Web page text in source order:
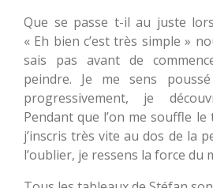
Que se passe t-il au juste
« Eh bien c’est très simple »
sais pas avant de
peindre. Je me sens
progressivement, je
Pendant que l’on me souffle
j’inscris très vite au dos de la
l’oublier, je ressens la force du